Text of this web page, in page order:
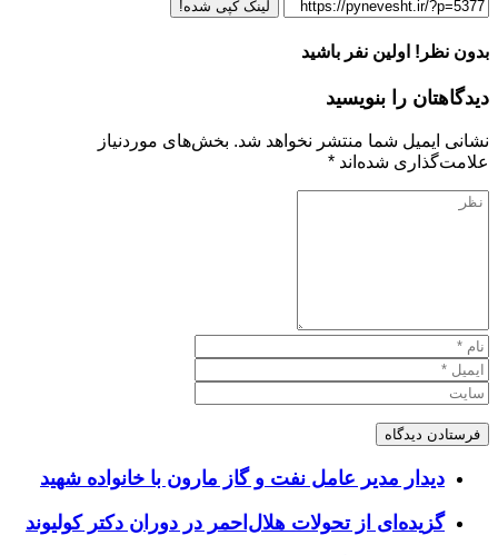
لینک کپی شده!
بدون نظر! اولین نفر باشید
دیدگاهتان را بنویسید
نشانی ایمیل شما منتشر نخواهد شد. بخش‌های موردنیاز
علامت‌گذاری شده‌اند *
دیدار مدیر عامل نفت و گاز مارون با خانواده شهید
گزیده‌ای از تحولات هلال‌احمر در دوران دکتر کولیوند